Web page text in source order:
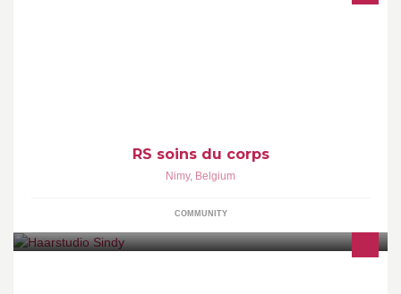
RS soins du corps
Nimy, Belgium
COMMUNITY